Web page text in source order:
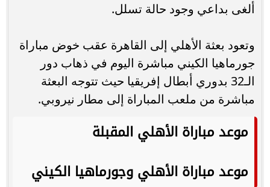
ألغى بداعي وجود حالة تسلل.
وتعود بعثة الأهلي إلى القاهرة عقب خوض مباراة
جورماهيا الكيني مباشرة اليوم في ذهاب دور
الـ32 بدوري أبطال إفريقيا حيث تتوجه البعثة
مباشرة من ملعب المباراة إلى مطار نيروبي.
موعد مباراة الأهلي المقبلة
موعد مباراة الأهلي وجورماهيا الكيني